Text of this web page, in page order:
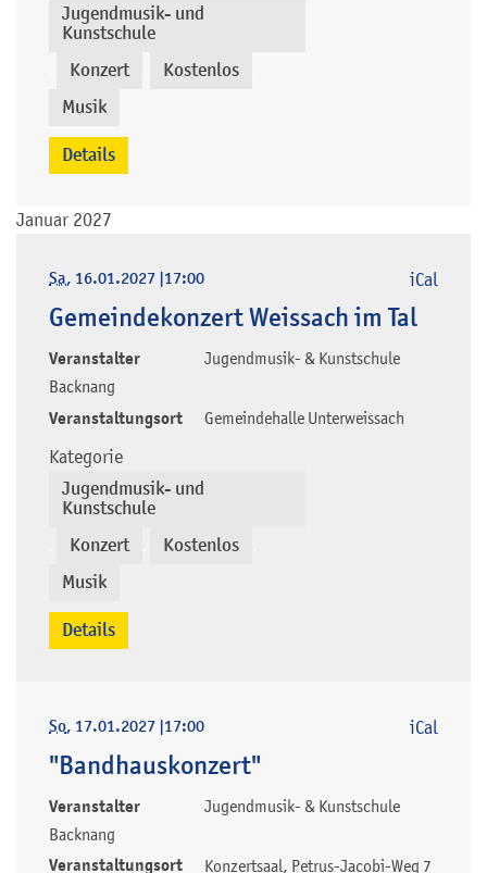
Jugendmusik- und
Kunstschule
Konzert Kostenlos
Musik
Details
Januar 2027
Sa, 16.01.2027 |17:00
Gemeindekonzert Weissach im Tal
Veranstalter
Jugendmusik- & Kunstschule
Backnang
Veranstaltungsort Gemeindehalle Unterweissach
Kategorie
Jugendmusik- und
Kunstschule
Konzert Kostenlos
Musik
iCal
Details
So, 17.01.2027 |17:00
"Bandhauskonzert"
Veranstalter
Jugendmusik- & Kunstschule
Backnang
Veranstaltungsort Konzertsaal, Petrus-Jacobi-Weg 7
iCal